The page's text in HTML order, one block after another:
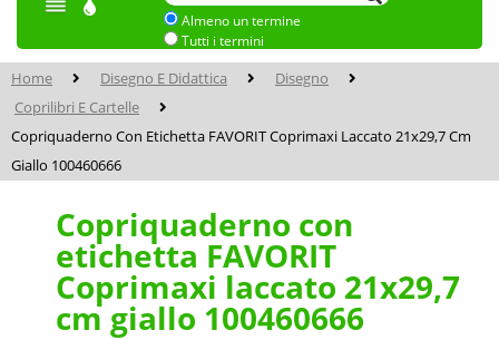
Almeno un termine
Tutti i termini
Home Disegno E Didattica
Disegno
Coprilibri E Cartelle
Copriquaderno Con Etichetta FAVORIT Coprimaxi Laccato 21x29,7 Cm
Giallo 100460666
Copriquaderno con
etichetta FAVORIT
Coprimaxi laccato 21x29,7
cm giallo 100460666